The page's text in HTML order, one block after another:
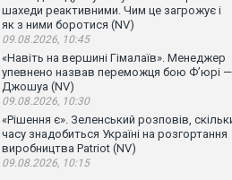
шахеди реактивними. Чим це загрожує і
як з ними боротися (NV)
09.08.2026, 10:45
«Навіть на вершині Гімалаїв». Менеджер
упевнено назвав переможця бою Ф’юрі —
Джошуа (NV)
09.08.2026, 10:30
«Рішення є». Зеленський розповів,
часу знадобиться Україні на розгортання
виробництва Patriot (NV)
09.08.2026, 10:15